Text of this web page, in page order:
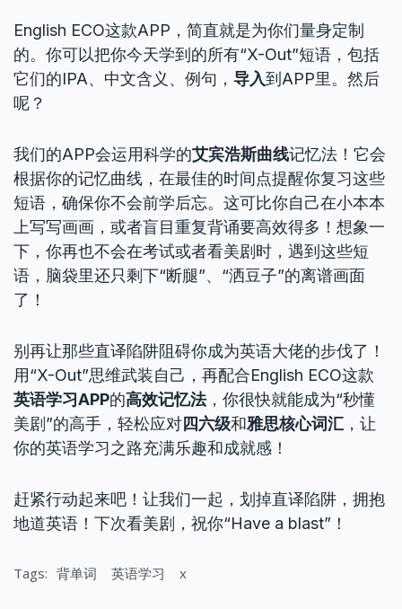
English ECO这款APP，简直就是为你们量身定制
的。你可以把你今天学到的所有“X-Out”短语，包括
它们的IPA、中文含义、例句， 导入到APP里。然后
呢？
我们的APP会运用科学的艾宾浩斯曲线记忆法！它会
根据你的记忆曲线，在最佳的时间点提醒你复习这些
短语，确保你不会前学后忘。这可比你自己在小本本
上写写画画，或者盲目重复背诵要高效得多！想象一
下，你再也不会在考试或者看美剧时，遇到这些短
语，脑袋里还只剩下“断腿”、“洒豆子”的离谱画面
了！
别再让那些直译陷阱阻碍你成为英语大佬的步伐了！
用“X-Out”思维武装自己，再配合English ECO这款
英语学习APP的高效记忆法，你很快就能成为“秒懂
美剧”的高手，轻松应对四六级和雅思核心词汇 ，让
你的英语学习之路充满乐趣和成就感！
赶紧行动起来吧！让我们一起，划掉直译陷阱，拥抱
地道英语！下次看美剧，祝你“Have a blast”！
Tags: 背单词 英语学习 x